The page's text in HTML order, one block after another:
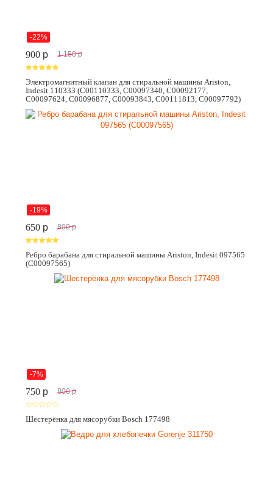
-22%
900 p 1 150 p
Электромагнитный клапан для стиральной машины Ariston,
Indesit 110333 (C00110333, C00097340, C00092177,
C00097624, C00096877, C00093843, C00111813, C00097792)
-19%
650 p 800 p
Ребро барабана для стиральной машины Ariston, Indesit 097565
(C00097565)
-7%
750 p 800 p
Шестерёнка для мясорубки Bosch 177498